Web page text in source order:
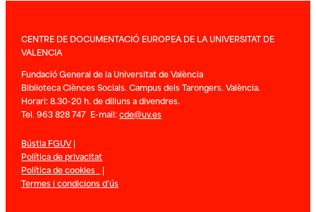
CENTRE DE DOCUMENTACIÓ EUROPEA DE LA UNIVERSITAT DE
VALENCIA
Fundació General de la Universitat de València
Biblioteca Ciènces Socials. Campus dels Tarongers. València.
Horari: 8.30-20 h. de dilluns a divendres.
Tel. 963 828 747 E-mail:cde@uv.es
Bústia FGUV|
Política de privacitat
Política de cookies |
Termes i condicions d’ús